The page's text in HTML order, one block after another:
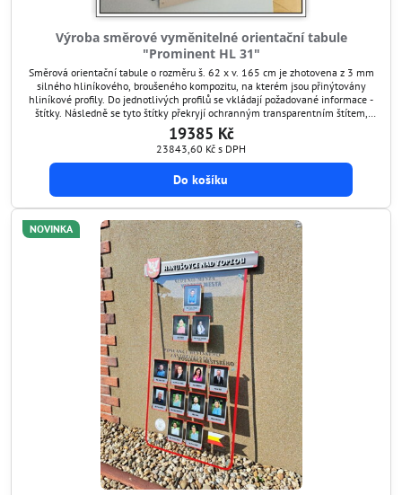
Výroba směrové vyměnitelné orientační tabule
"Prominent HL 31"
Směrová orientační tabule o rozměru š. 62 x v. 165 cm je zhotovena z 3 mm
silného hliníkového, broušeného kompozitu, na kterém jsou přinýtovány
hliníkové profily. Do jednotlivých profilů se vkládají požadované informace -
štítky. Následně se tyto štítky překryjí ochranným transparentním štítem,
který je antireflexní a chrání grafiku před poškozením. Tímto způsobem si
umíte orientační tabuli...
19385 Kč
23843,60 Kč s DPH
Do košíku
NOVINKA